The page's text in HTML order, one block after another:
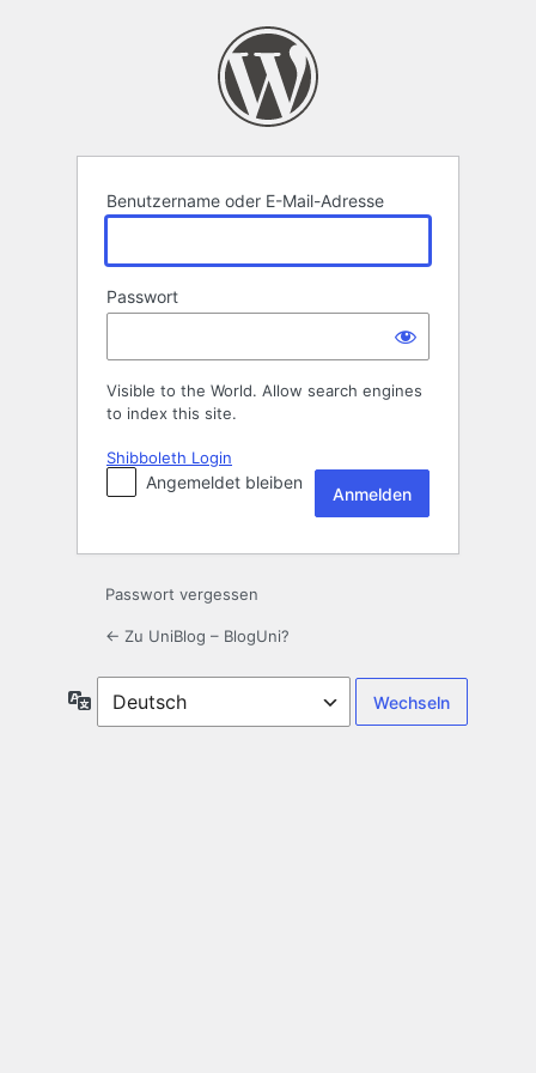
Benutzername oder E-Mail-Adresse
Passwort
Visible to the World. Allow search engines
to index this site.
Shibboleth Login
Angemeldet bleiben
Passwort vergessen
← Zu UniBlog – BlogUni?
Sprache